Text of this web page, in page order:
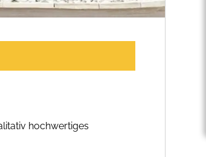
hochwertiges